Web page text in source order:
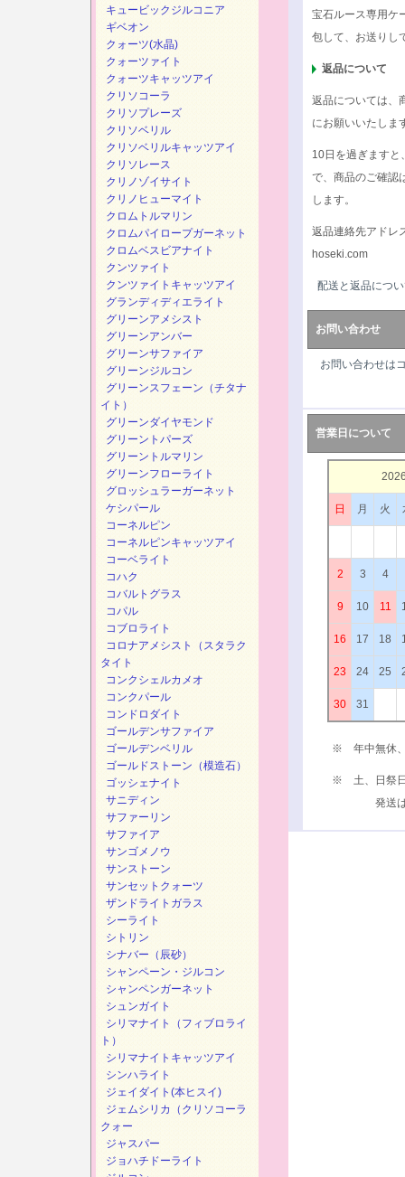
宝石ルース専用ケ
包して、お送りし
返品について
返品については、
にお願いいたしま
10日を過ぎますと
で、商品のご確認
します。
返品連絡先アドレ
hoseki.com
配送と返品につ
お問い合わせ
お問い合わせは
営業日について
日 月 火
2 3 4
9 10 11
16 17 18
23 24 25
30 31
※ 年中無休、
※ 土、日祭日
発送は、
キュービックジルコニア
ギベオン
クォーツ(水晶)
クォーツァイト
クォーツキャッツアイ
クリソコーラ
クリソプレーズ
クリソベリル
クリソベリルキャッツアイ
クリソレース
クリノゾイサイト
クリノヒューマイト
クロムトルマリン
クロムパイロープガーネット
クロムベスビアナイト
クンツァイト
クンツァイトキャッツアイ
グランディディエライト
グリーンアメシスト
グリーンアンバー
グリーンサファイア
グリーンジルコン
グリーンスフェーン（チタナ
イト）
グリーンダイヤモンド
グリーントパーズ
グリーントルマリン
グリーンフローライト
グロッシュラーガーネット
ケシパール
コーネルピン
コーネルピンキャッツアイ
コーベライト
コハク
コバルトグラス
コパル
コブロライト
コロナアメシスト（スタラク
タイト
コンクシェルカメオ
コンクパール
コンドロダイト
ゴールデンサファイア
ゴールデンベリル
ゴールドストーン（模造石）
ゴッシェナイト
サニディン
サファーリン
サファイア
サンゴメノウ
サンストーン
サンセットクォーツ
ザンドライトガラス
シーライト
シトリン
シナバー（辰砂）
シャンペーン・ジルコン
シャンペンガーネット
シュンガイト
シリマナイト（フィブロライ
ト）
シリマナイトキャッツアイ
シンハライト
ジェイダイト(本ヒスイ)
ジェムシリカ（クリソコーラ
クォー
ジャスパー
ジョハチドーライト